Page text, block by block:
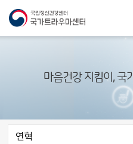
본문 바로가기
마음건강 지킴이, 국
연혁